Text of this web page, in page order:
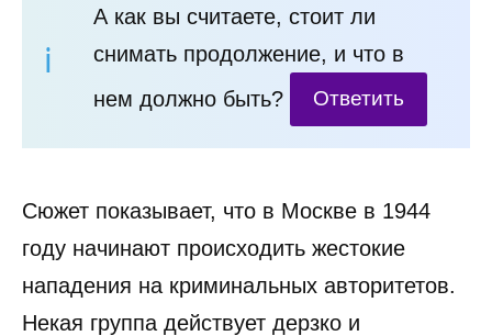
А как вы считаете, стоит ли
снимать продолжение, и что в
нем должно быть?
Ответить
Сюжет показывает, что в Москве в 1944
году начинают происходить жестокие
нападения на криминальных авторитетов.
Некая группа действует дерзко и